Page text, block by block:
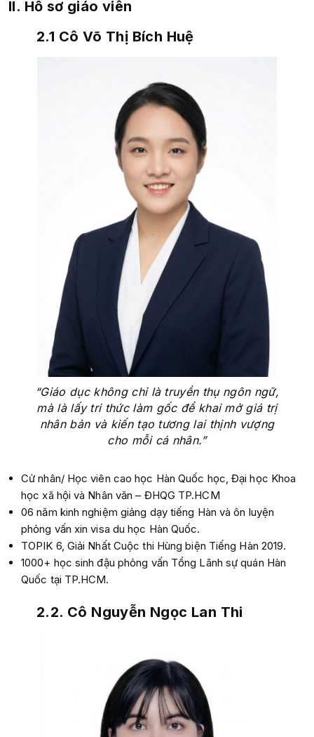
II. Hồ sơ giáo viên
2.1 Cô Võ Thị Bích Huệ
“Giáo dục không chỉ là truyền thụ ngôn ngữ,
mà là lấy tri thức làm gốc để khai mở giá trị
nhân bản và kiến tạo tương lai thịnh vượng
cho mỗi cá nhân.”
Cử nhân/ Học viên cao học Hàn Quốc học, Đại học Khoa
học xã hội và Nhân văn – ĐHQG TP.HCM
06 năm kinh nghiệm giảng dạy tiếng Hàn và ôn luyện
phỏng vấn xin visa du học Hàn Quốc.
TOPIK 6, Giải Nhất Cuộc thi Hùng biện Tiếng Hàn 2019.
1000+ học sinh đậu phỏng vấn Tổng Lãnh sự quán Hàn
Quốc tại TP.HCM.
2.2. Cô Nguyễn Ngọc Lan Thi